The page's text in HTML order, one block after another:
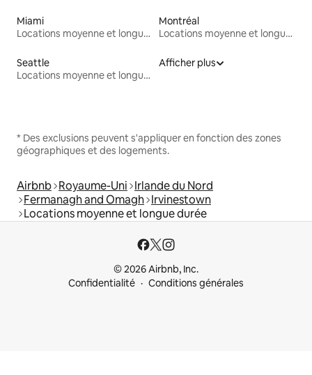
Miami
Locations moyenne et longue durée
Montréal
Locations moyenne et longue durée
Seattle
Locations moyenne et longue durée
Afficher plus
* Des exclusions peuvent s'appliquer en fonction des zones
géographiques et des logements.
Airbnb Royaume-Uni Irlande du Nord
Fermanagh and Omagh Irvinestown
Locations moyenne et longue durée
© 2026 Airbnb, Inc.
Confidentialité
Conditions générales